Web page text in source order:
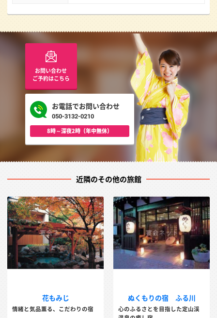
お問い合わせ
ご予約はこちら
お電話でお問い合わせ
050-3132-0210
8時～深夜2時（年中無休）
近隣のその他の旅館
花もみじ
情緒と気品薫る、こだわりの宿
ぬくもりの宿 ふる川
心のふるさとを目指した定山渓